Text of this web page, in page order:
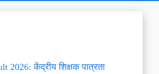
2026: केंद्रीय शिक्षक पात्रता